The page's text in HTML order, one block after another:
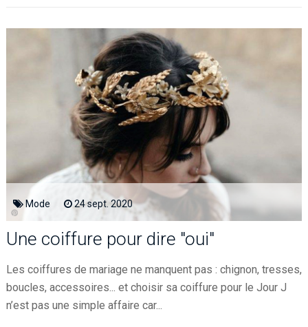
Mode 24sept.2020
Une coiffure pour dire "oui"
Les coiffures de mariage ne manquent pas : chignon, tresses,
boucles, accessoires... et choisir sa coiffure pour le Jour J
n’est pas une simple affaire car...